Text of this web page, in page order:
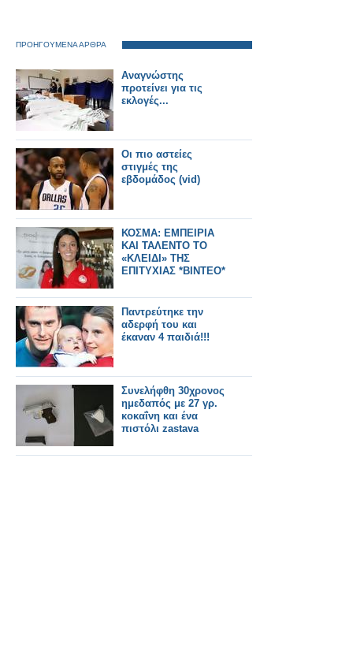
ΠΡΟΗΓΟΥΜΕΝΑ ΑΡΘΡΑ
Αναγνώστης
προτείνει για τις
εκλογές...
Οι πιο αστείες
στιγμές της
εβδομάδoς (vid)
ΚΟΣΜΑ: ΕΜΠΕΙΡΙΑ
ΚΑΙ ΤΑΛΕΝΤΟ ΤΟ
«ΚΛΕΙΔΙ» ΤΗΣ
ΕΠΙΤΥΧΙΑΣ *ΒΙΝΤΕΟ*
Παντρεύτηκε την
αδερφή του και
έκαναν 4 παιδιά!!!
Συνελήφθη 30χρονος
ημεδαπός με 27 γρ.
κοκαΐνη και ένα
πιστόλι zastava